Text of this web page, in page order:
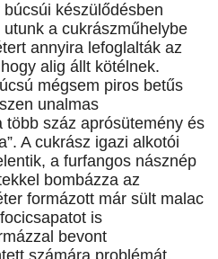
búcsúi készülődésben
a cukrászműhelybe
annyira lefoglalták az
alig állt kötélnek.
mégsem piros betűs
unalmas
száz aprósütemény és
A cukrász igazi alkotói
a furfangos násznép
bombázza az
formázott már sült malac
is
bevont